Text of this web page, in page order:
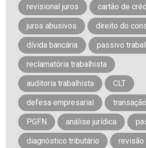
revisional juros cartão de
juros abusivos direito do
dívida bancária passivo
reclamatória trabalhista
auditoria trabalhista CLT
defesa empresarial
PGFN análise jurídica
diagnóstico tributário revisão